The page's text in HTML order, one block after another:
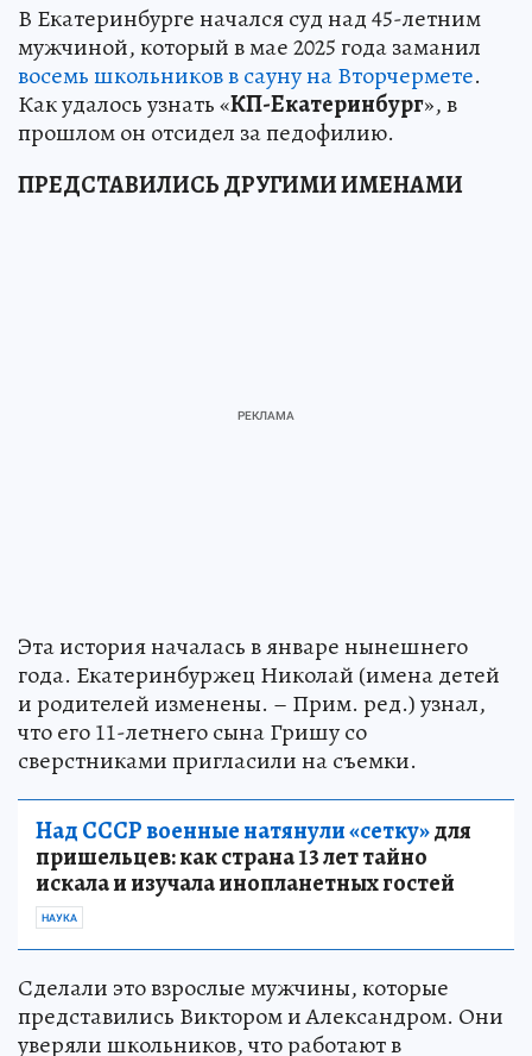
В Екатеринбурге начался суд над 45-летним
мужчиной, который в мае 2025 года заманил
восемь школьников в сауну на Вторчермете.
Как удалось узнать «КП-Екатеринбург», в
прошлом он отсидел за педофилию.
ПРЕДСТАВИЛИСЬ ДРУГИМИ ИМЕНАМИ
Эта история началась в январе нынешнего
года. Екатеринбуржец Николай (имена детей
и родителей изменены. – Прим. ред.) узнал,
что его 11-летнего сына Гришу со
сверстниками пригласили на съемки.
Над СССР военные натянули «сетку»для
пришельцев: как страна 13 лет тайно
искала и изучала инопланетных гостей
НАУКА
Сделали это взрослые мужчины, которые
представились Виктором и Александром. Они
уверяли школьников, что работают в